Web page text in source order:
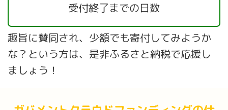
受付終了までの日数
趣旨に賛同され、少額でも寄付してみようか
な？という方は、是非ふるさと納税で応援し
ましょう！